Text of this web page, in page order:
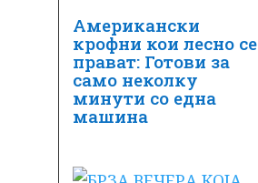
Американски
крофни кои лесно се
прават: Готови за
само неколку
минути со една
машина